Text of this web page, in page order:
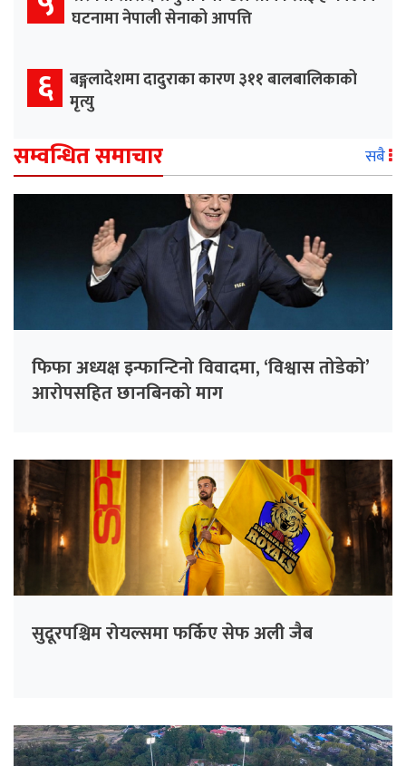
घटनामा नेपाली सेनाको आपत्ति
६ बङ्गलादेशमा दादुराका कारण ३११ बालबालिकाको
मृत्यु
सम्वन्धित समाचार सबै
फिफा अध्यक्ष इन्फान्टिनो विवादमा, ‘विश्वास तोडेको’
आरोपसहित छानबिनको माग
सुदूरपश्चिम रोयल्समा फर्किए सेफ अली जैब